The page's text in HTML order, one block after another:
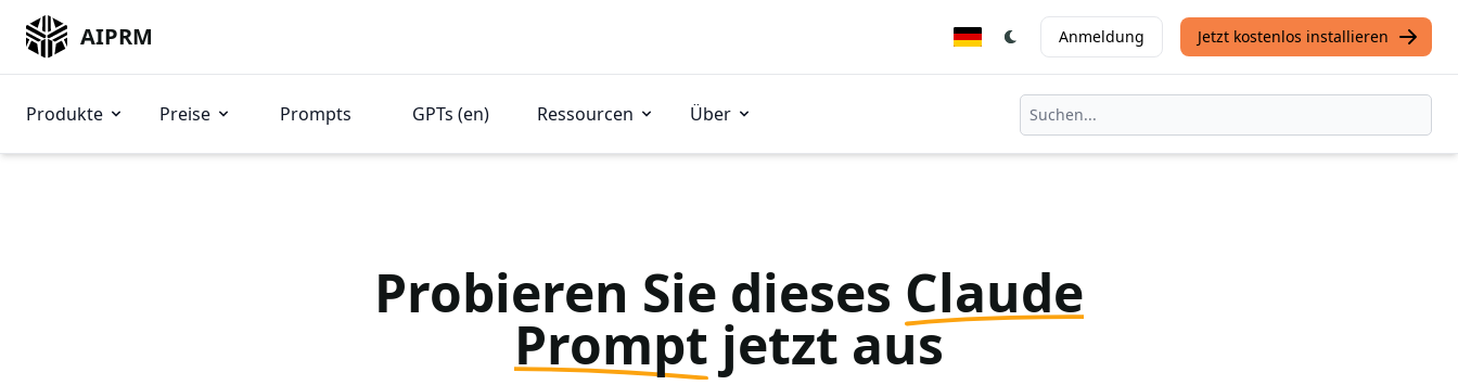
AIPRM Anmeldung Jetzt kostenlos installieren
Produkte Preise Prompts GPTs (en) Ressourcen Über
Probieren Sie dieses Claude
Prompt jetzt aus